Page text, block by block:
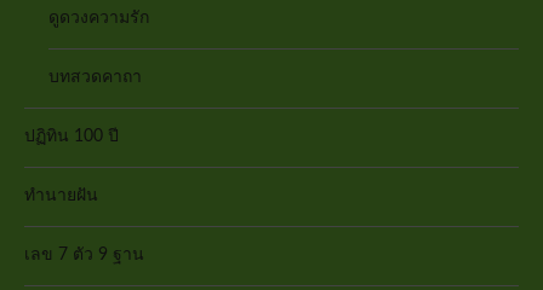
ดูดวงความรัก
บทสวดคาถา
ปฏิทิน 100 ปี
ทำนายฝัน
เลข 7 ตัว 9 ฐาน